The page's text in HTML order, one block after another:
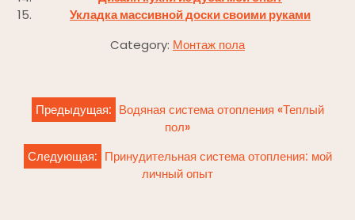
Укладка массивной доски своими руками
Category: Монтаж пола
Навигация
записям
Предыдущая: Водяная система отопления «Теплый
пол»
Следующая: Принудительная система отопления: мой
личный опыт